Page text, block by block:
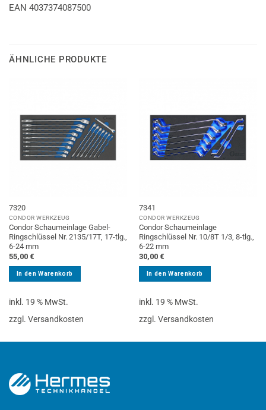
EAN 4037374087500
ÄHNLICHE PRODUKTE
7320
CONDOR WERKZEUG
Condor Schaumeinlage Gabel-
Ringschlüssel Nr. 2135/17T, 17-tlg.,
6-24 mm
55,00 €
In den Warenkorb
inkl. 19 % MwSt.
zzgl. Versandkosten
7341
CONDOR WERKZEUG
Condor Schaumeinlage
Ringschlüssel Nr. 10/8T 1/3, 8-tlg.,
6-22 mm
30,00 €
In den Warenkorb
inkl. 19 % MwSt.
zzgl. Versandkosten